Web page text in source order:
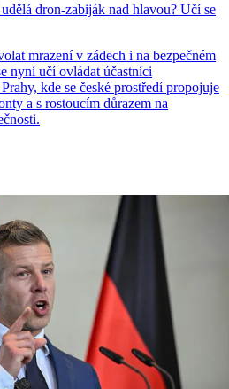
dron-zabiják nad hlavou? Učí se
mrazení v zádech i na bezpečném
nyní učí ovládat účastníci
kde se české prostředí propojuje
a s rostoucím důrazem na